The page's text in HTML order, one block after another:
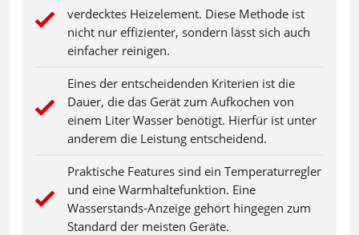
verdecktes Heizelement. Diese Methode ist
nicht nur effizienter, sondern lässt sich auch
einfacher reinigen.
Eines der entscheidenden Kriterien ist die
Dauer, die das Gerät zum Aufkochen von
einem Liter Wasser benötigt. Hierfür ist unter
anderem die Leistung entscheidend.
Praktische Features sind ein Temperaturregler
und eine Warmhaltefunktion. Eine
Wasserstands-Anzeige gehört hingegen zum
Standard der meisten Geräte.